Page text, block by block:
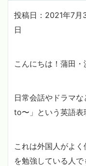
投稿日：2021年7月
日
こんにちは！蒲田・
日常会話やドラマ
to〜」という英語表
これは外国人がよ
を勉強している人